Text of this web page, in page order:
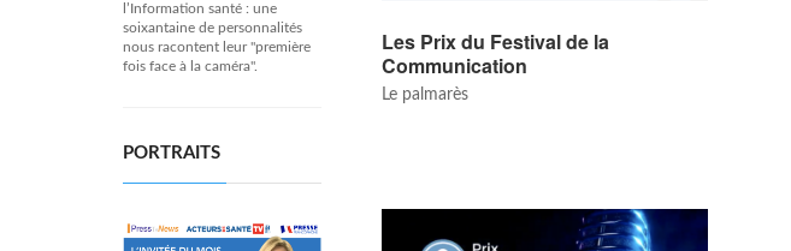
l’Information santé : une
soixantaine de personnalités
nous racontent leur "première
fois face à la caméra".
PORTRAITS
Les Prix du Festival de la
Communication
Le palmarès